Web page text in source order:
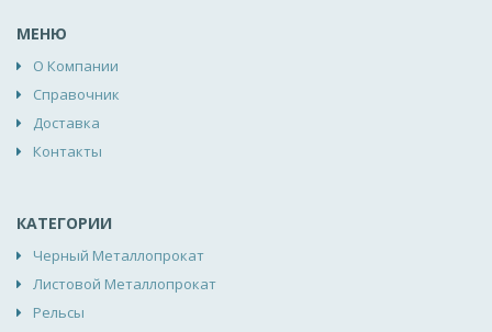
МЕНЮ
О Компании
Справочник
Доставка
Контакты
КАТЕГОРИИ
Черный Металлопрокат
Листовой Металлопрокат
Рельсы